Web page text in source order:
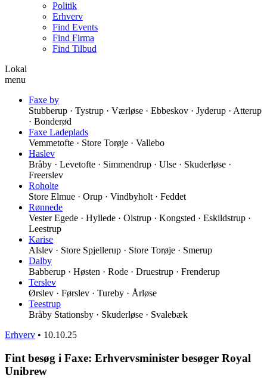
Politik
Erhverv
Find Events
Find Firma
Find Tilbud
Lokal
menu
Faxe by
Stubberup · Tystrup · Værløse · Ebbeskov · Jyderup · Atterup
· Bonderød
Faxe Ladeplads
Vemmetofte · Store Torøje · Vallebo
Haslev
Bråby · Levetofte · Simmendrup · Ulse · Skuderløse ·
Freerslev
Roholte
Store Elmue · Orup · Vindbyholt · Feddet
Rønnede
Vester Egede · Hyllede · Olstrup · Kongsted · Eskildstrup ·
Leestrup
Karise
Alslev · Store Spjellerup · Store Torøje · Smerup
Dalby
Babberup · Høsten · Rode · Druestrup · Frenderup
Terslev
Ørslev · Førslev · Tureby · Årløse
Teestrup
Bråby Stationsby · Skuderløse · Svalebæk
Erhverv • 10.10.25
Fint besøg i Faxe: Erhvervsminister besøger Royal
Unibrew